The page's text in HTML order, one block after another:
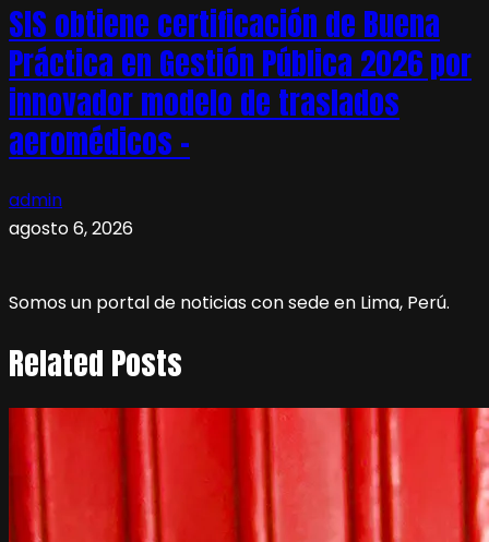
SIS obtiene certificación de Buena
Práctica en Gestión Pública 2026 por
innovador modelo de traslados
aeromédicos –
admin
agosto 6, 2026
Somos un portal de noticias con sede en Lima, Perú.
Related Posts